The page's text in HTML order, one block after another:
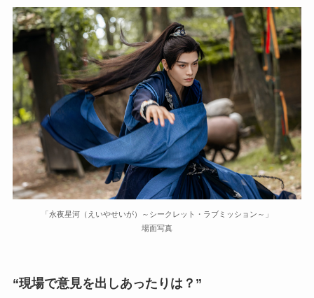
「永夜星河（えいやせいが）～シークレット・ラブミッション～」
場面写真
“現場で意見を出しあったりは？”